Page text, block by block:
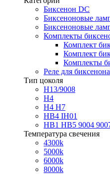
Биксенон DC
Биксеноновые
Биксеноновые
Комплекты
Комплект
Комплект
Комплекты
Реле для биксенона
Тип цоколя
H13/9008
H4
H4 H7
HB4 IH01
HB1 HB5 9004
Температура свечения
4300k
5000k
6000k
8000k